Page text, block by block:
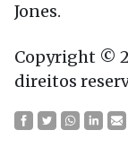
Jones.
Copyright ©
direitos